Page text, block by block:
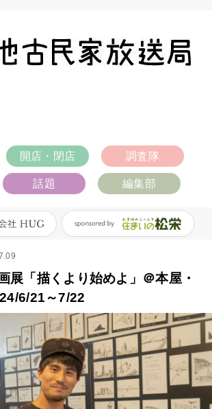
開店・閉店 調査隊
話題 編集部
展「描くより始めよ」＠本屋・
6/21～7/22